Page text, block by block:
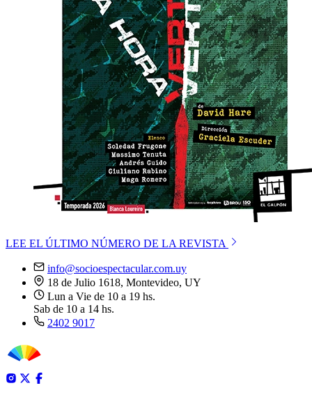
LEE EL ÚLTIMO NÚMERO DE LA REVISTA
info@socioespectacular.com.uy
18 de Julio 1618, Montevideo, UY
Lun a Vie de 10 a 19 hs.
Sab de 10 a 14 hs.
2402 9017